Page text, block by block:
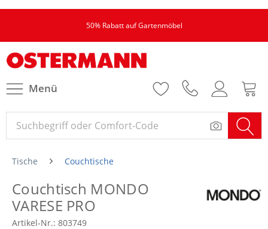
50% Rabatt auf Gartenmöbel
Menü
Tische Couchtische
Couchtisch MONDO
VARESE PRO
Artikel-Nr.: 803749